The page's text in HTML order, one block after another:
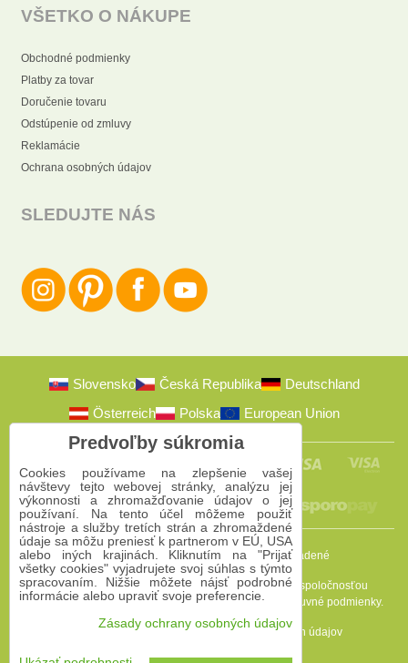
VŠETKO O NÁKUPE
Obchodné podmienky
Platby za tovar
Doručenie tovaru
Odstúpenie od zmluvy
Reklamácie
Ochrana osobných údajov
SLEDUJTE NÁS
Slovensko Česká Republika
Deutschland
Österreich
Polska European Union
2009-2026 © Bomba s.r.o.Všetky práva vyhradené
Táto stránka je chránená programom reCAPTCHA a spoločnosťou
Google. PlatiaPravidlá ochrany osobných údajov Zmluvné podmienky.
Predvoľby súkromia
Zásady ochrany osobných údajov
Predvoľby súkromia
Cookies používame na zlepšenie vašej
návštevy tejto webovej stránky, analýzu jej
výkonnosti a zhromažďovanie údajov o jej
používaní. Na tento účel môžeme použiť
nástroje a služby tretích strán a zhromaždené
údaje sa môžu preniesť k partnerom v EÚ, USA
alebo iných krajinách. Kliknutím na "Prijať
všetky cookies" vyjadrujete svoj súhlas s týmto
spracovaním. Nižšie môžete nájsť podrobné
informácie alebo upraviť svoje preferencie.
Zásady ochrany osobných údajov